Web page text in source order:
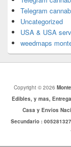
Telegram
Uncategorized
USA & USA
weedmaps
Copyright © 2026
Edibles, y mas,
Casa y Envios
Secundario :